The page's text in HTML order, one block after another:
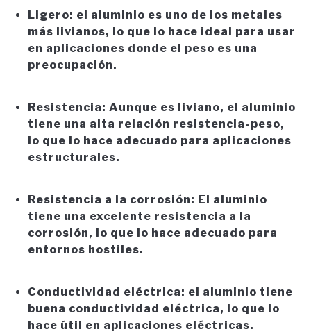
Ligero: el aluminio es uno de los metales
más livianos, lo que lo hace ideal para usar
en aplicaciones donde el peso es una
preocupación.
Resistencia: Aunque es liviano, el aluminio
tiene una alta relación resistencia-peso,
lo que lo hace adecuado para aplicaciones
estructurales.
Resistencia a la corrosión: El aluminio
tiene una excelente resistencia a la
corrosión, lo que lo hace adecuado para
entornos hostiles.
Conductividad eléctrica: el aluminio tiene
buena conductividad eléctrica, lo que lo
hace útil en aplicaciones eléctricas.